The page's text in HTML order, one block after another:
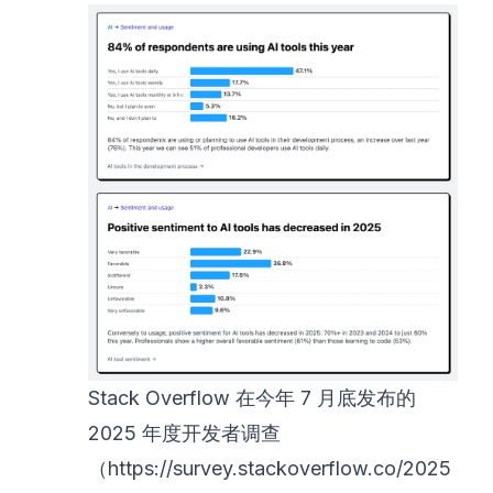
Stack Overflow 在今年 7 月底发布的
2025 年度开发者调查
（https://survey.stackoverflow.co/2025